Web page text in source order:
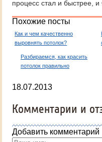
процесс стал и быстрее,
Похожие посты
Как и чем качественно
выровнять потолок?
Разбираемся, как красить
потолок правильно
18.07.2013
Комментарии и
Добавить комментарий